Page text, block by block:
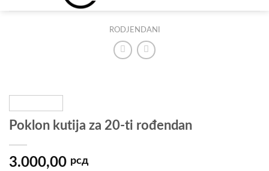
RODJENDANI
Poklon kutija za 20-ti rođendan
3.000,00 рсд